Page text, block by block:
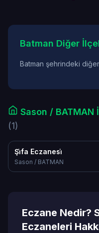
Batman Diğer
Batman şehrindeki
Sason /
(1)
Şi̇fa Eczanesi̇
Sason / BATMAN
Eczane Nedir?
Eczaneleri